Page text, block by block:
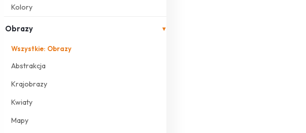
Kolory
Obrazy ▾
Wszystkie: Obrazy
Abstrakcja
Krajobrazy
Kwiaty
Mapy